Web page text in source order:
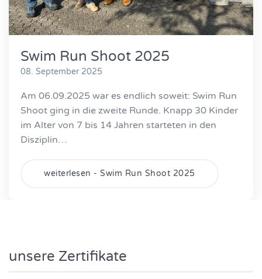
Swim Run Shoot 2025
08. September 2025
Am 06.09.2025 war es endlich soweit: Swim Run
Shoot ging in die zweite Runde. Knapp 30 Kinder
im Alter von 7 bis 14 Jahren starteten in den
Disziplin…
weiterlesen - Swim Run Shoot 2025
unsere Zertifikate